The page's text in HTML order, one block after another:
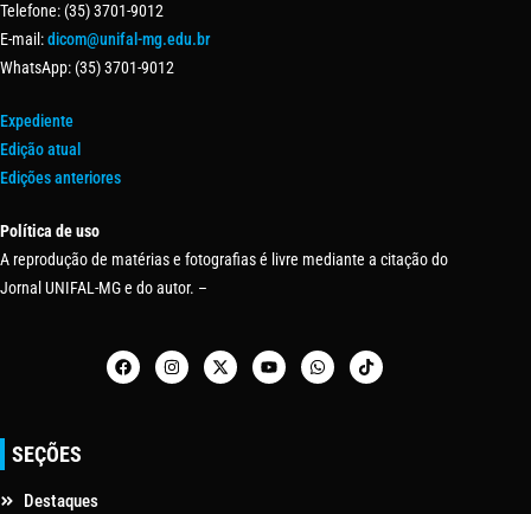
Telefone: (35) 3701-9012
E-mail:dicom@unifal-mg.edu.br
WhatsApp: (35) 3701-9012
Expediente
Edição atual
Edições anteriores
Política de uso
A reprodução de matérias e fotografias é livre mediante a citação do
Jornal UNIFAL-MG e do autor. –
SEÇÕES
Destaques